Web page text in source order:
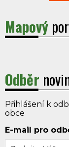
Mapový
Odběr
Přihlášení k
obce
E-mail pro